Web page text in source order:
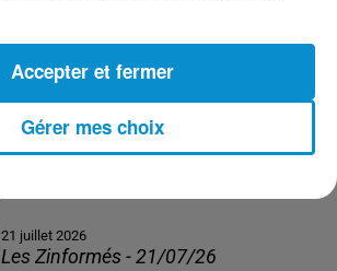
21 juillet 2026
Les Zinformés - 21/07/26
Gérer mes choix
Accepter et fermer